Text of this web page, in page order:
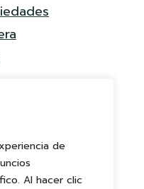
de
Al hacer clic